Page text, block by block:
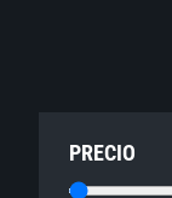
PRECIO